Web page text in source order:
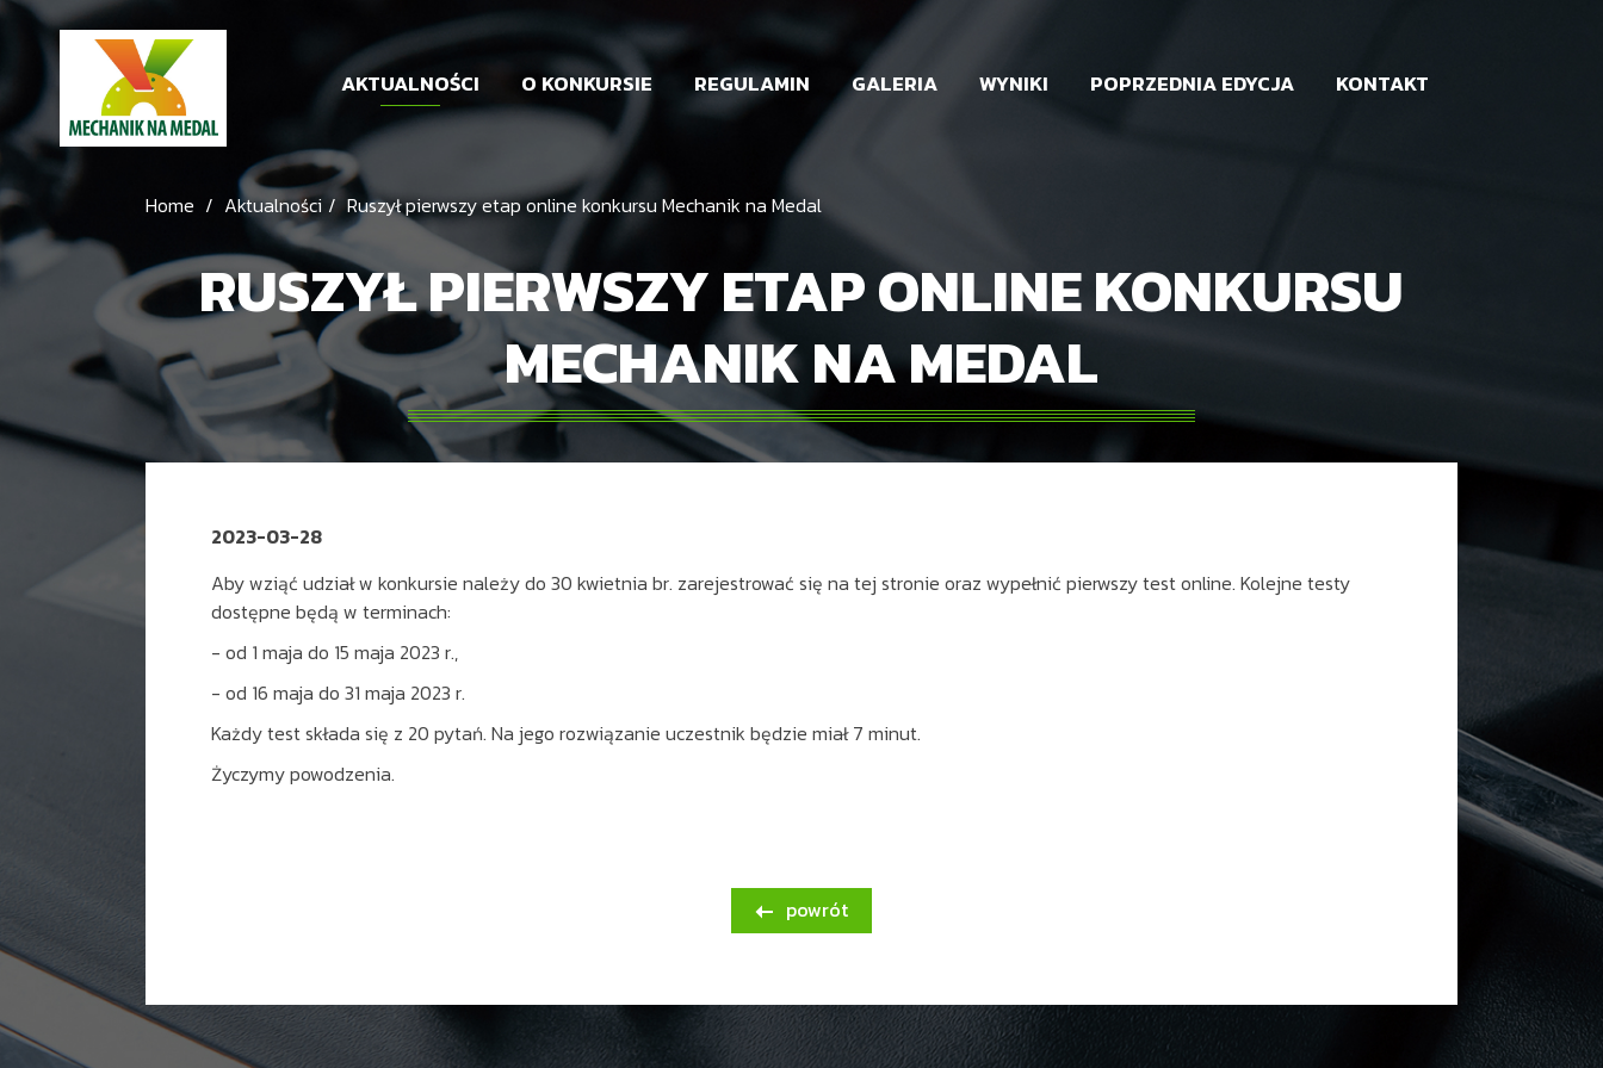
AKTUALNOŚCI O KONKURSIE REGULAMIN GALERIA WYNIKI POPRZEDNIA EDYCJA KONTAKT
Home Aktualności Ruszył pierwszy etap online konkursu Mechanik na Medal
RUSZYŁ PIERWSZY ETAP ONLINE KONKURSU
MECHANIK NA MEDAL
2023-03-28
Aby wziąć udział w konkursie należy do 30 kwietnia br. zarejestrować się na tej stronie oraz wypełnić pierwszy test online. Kolejne testy
dostępne będą w terminach:
- od 1 maja do 15 maja 2023 r.,
- od 16 maja do 31 maja 2023 r.
Każdy test składa się z 20 pytań. Na jego rozwiązanie uczestnik będzie miał 7 minut.
Życzymy powodzenia.
 powrót